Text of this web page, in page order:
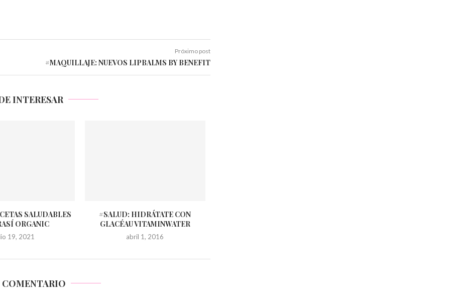
Próximo post
#MAQUILLAJE: NUEVOS LIPBALMS BY BENEFIT
INTERESAR
SALUDABLES
ORGANIC
19, 2021
#SALUD: HIDRÁTATE CON
GLACÉAU VITAMINWATER
abril 1, 2016
COMENTARIO